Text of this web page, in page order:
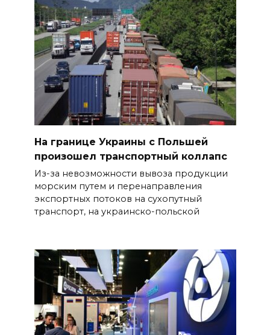
На границе Украины с Польшей
произошел транспортный коллапс
Из-за невозможности вывоза продукции
морским путем и перенаправления
экспортных потоков на сухопутный
транспорт, на украинско-польской